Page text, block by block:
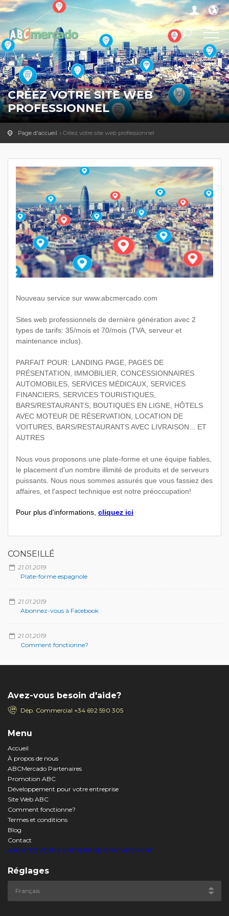
CRÉEZ VOTRE SITE WEB
PROFESSIONNEL
Page d'accueil Créez votre site web professionnel
Nouveau service sur www.abcmercado.com
Sites web professionnels de dernière génération avec 2
types de tarifs: 35/mois et 70/mois (TVA, serveur et
maintenance inclus).
PARFAIT POUR: LANDING PAGE, PAGES DE
PRÉSENTATION, IMMOBILIER, CONCESSIONNAIRES
AUTOMOBILES, SERVICES MÉDICAUX, SERVICES
FINANCIERS, SERVICES TOURISTIQUES,
BARS/RESTAURANTS, BOUTIQUES EN LIGNE, HÔTELS
AVEC MOTEUR DE RÉSERVATION, LOCATION DE
VOITURES, BARS/RESTAURANTS AVEC LIVRAISON... ET
AUTRES
Nous vous proposons une plate-forme et une équipe fiables,
le placement d'un nombre illimité de produits et de serveurs
puissants. Nous nous sommes assurés que vous fassiez des
affaires, et l'aspect technique est notre préoccupation!
Pour plus d'informations, cliquez ici
CONSEILLÉ
21.01.2019
Plate-forme espagnole
21.01.2019
Abonnez-vous à Facebook
21.01.2019
Comment fonctionne?
Avez-vous besoin d'aide?
Dép. Commercial +34 692 590 305
Menu
Accueil
À propos de nous
ABCMercado Partenaires
Promotion ABC
Développement pour votre entreprise
Site Web ABC
Comment fonctionne?
Termes et conditions
Blog
Contact
AJOUTEZ VOTRE ENTREPRISE GRATUITEMENT
Réglages